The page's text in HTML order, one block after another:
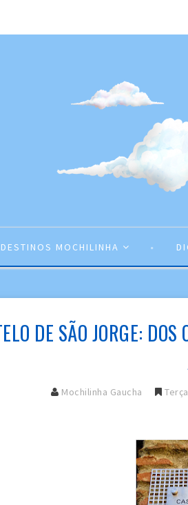
DESTINOS MOCHILINHA
DE SÃO JORGE:
Mochilinha Gaucha